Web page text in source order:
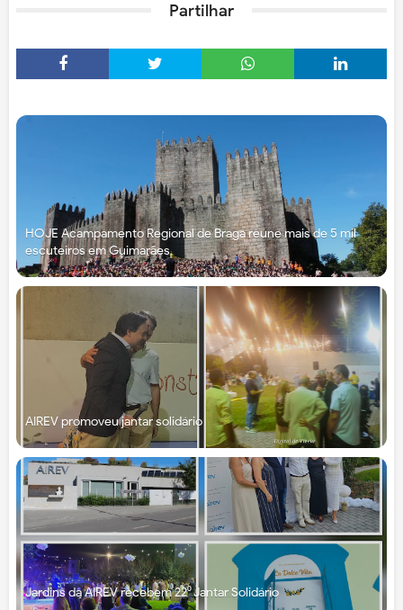
Partilhar
HOJE Acampamento Regional de Braga reúne mais de 5 mil
escuteiros em Guimarães
AIREV promoveu jantar solidário
Jardins da AIREV recebem 22⁰ Jantar Solidário